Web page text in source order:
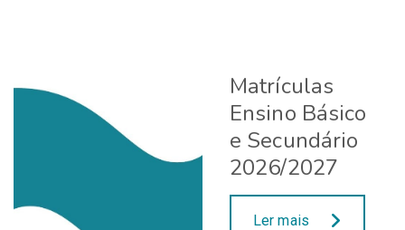
Matrículas
Ensino Básico
e Secundário
2026/2027
Ler mais